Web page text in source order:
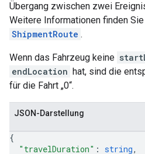
Übergang zwischen zwei
Weitere Informationen finden
ShipmentRoute .
Wenn das Fahrzeug keine
endLocation hat, sind die
für die Fahrt „0“.
JSON-Darstellung
{
"travelDuration" : string,